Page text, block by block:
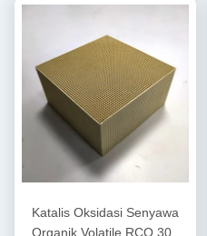
Katalis Oksidasi Senyawa
Organik Volatile RCO 300